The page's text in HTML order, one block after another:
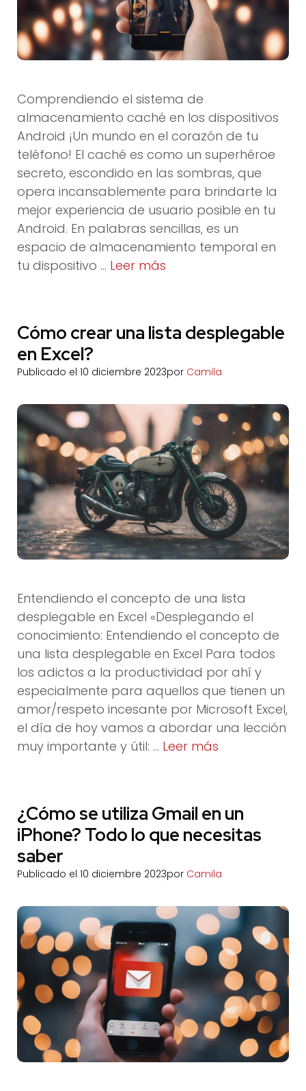
Comprendiendo el sistema de
almacenamiento caché en los dispositivos
Android ¡Un mundo en el corazón de tu
teléfono! El caché es como un superhéroe
secreto, escondido en las sombras, que
opera incansablemente para brindarte la
mejor experiencia de usuario posible en tu
Android. En palabras sencillas, es un
espacio de almacenamiento temporal en
tu dispositivo … Leer más
Cómo crear una lista desplegable
en Excel?
Publicado el 10 diciembre 2023por Camila
Entendiendo el concepto de una lista
desplegable en Excel «Desplegando el
conocimiento: Entendiendo el concepto de
una lista desplegable en Excel Para todos
los adictos a la productividad por ahí y
especialmente para aquellos que tienen un
amor/respeto incesante por Microsoft Excel,
el día de hoy vamos a abordar una lección
muy importante y útil: … Leer más
¿Cómo se utiliza Gmail en un
iPhone? Todo lo que necesitas
saber
Publicado el 10 diciembre 2023por Camila